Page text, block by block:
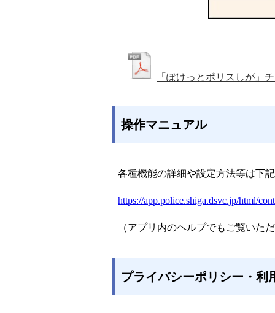
「ぽけっとポリスしが」
操作マニュアル
各種機能の詳細や設定方法等は下
https://app.police.shiga.dsvc.jp/html/
（アプリ内のヘルプでもご覧いた
プライバシーポリシー・利